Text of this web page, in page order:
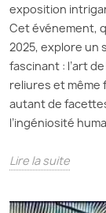
exposition
Cet événement,
2025, explore un
fascinant : l’art
reliures et
autant de
l’ingéniosité
Lire la suite